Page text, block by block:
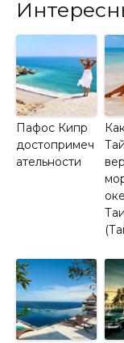
Пафос Кипр
достопримеч
ательности